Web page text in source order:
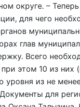
округе. –
для чего
глав
Всего
этом 10 из
уровня из не
для